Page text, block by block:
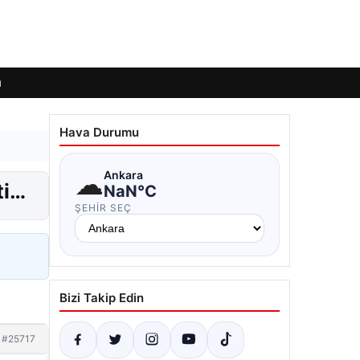
#25717
Hava Durumu
☁Ankara
NaN°C
ŞEHIR SEÇ
Bizi Takip Edin